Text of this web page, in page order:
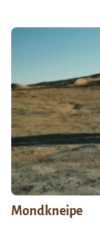
Mondkneipe